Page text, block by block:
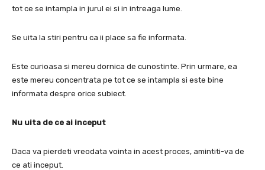
tot ce se intampla in jurul ei si in intreaga lume.
Se uita la stiri pentru ca ii place sa fie informata.
Este curioasa si mereu dornica de cunostinte. Prin urmare, ea
este mereu concentrata pe tot ce se intampla si este bine
informata despre orice subiect.
Nu uita de ce ai inceput
Daca va pierdeti vreodata vointa in acest proces, amintiti-va de
ce ati inceput.